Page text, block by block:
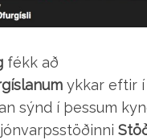
fékk að
ykkar eftir í
sýnd í þessum